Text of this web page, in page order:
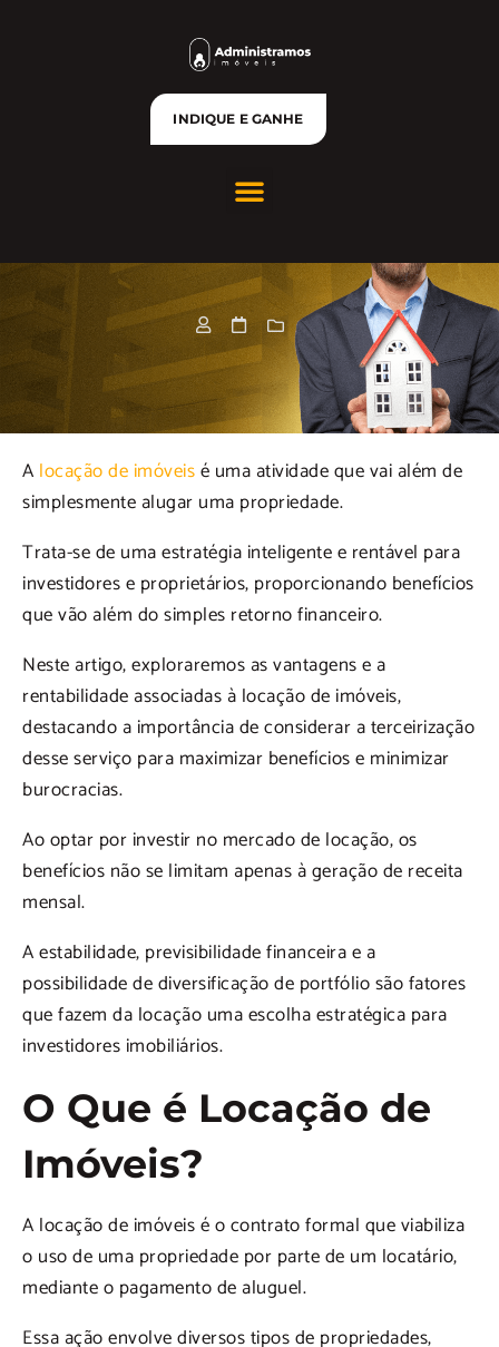
INDIQUE E GANHE
A locação de imóveisé uma atividade que vai além de
simplesmente alugar uma propriedade.
Trata-se de uma estratégia inteligente e rentável para
investidores e proprietários, proporcionando benefícios
que vão além do simples retorno financeiro.
Neste artigo, exploraremos as vantagens e a
rentabilidade associadas à locação de imóveis,
destacando a importância de considerar a terceirização
desse serviço para maximizar benefícios e minimizar
burocracias.
Ao optar por investir no mercado de locação, os
benefícios não se limitam apenas à geração de receita
mensal.
A estabilidade, previsibilidade financeira e a
possibilidade de diversificação de portfólio são fatores
que fazem da locação uma escolha estratégica para
investidores imobiliários.
O Que é Locação de
Imóveis?
A locação de imóveis é o contrato formal que viabiliza
o uso de uma propriedade por parte de um locatário,
mediante o pagamento de aluguel.
Essa ação envolve diversos tipos de propriedades,